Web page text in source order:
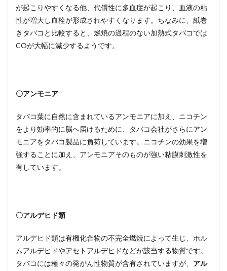
が起こりやすくなる他、代償性に多血症が起こり、血液の粘
性が増大し血栓が形成されやすくなります。ちなみに、紙巻
きタバコと比較すると、燃焼の過程のない加熱式タバコでは
COが大幅に減少するようです。
〇アンモニア
タバコ葉に自然に含まれているアンモニアに加え、ニコチン
をより効率的に脳へ届けるために、タバコ会社がさらにアン
モニアをタバコ製品に負荷しています。ニコチンの効果を増
強することに加え、アンモニアそのものが強い粘膜刺激性を
有しています。
〇アルデヒド類
アルデヒド類は有機化合物の不完全燃焼によって生じ、ホル
ムアルデヒドやアセトアルデヒドなどが該当する物質です。
タバコには種々の発がん性物質が含有されていますが、 アル